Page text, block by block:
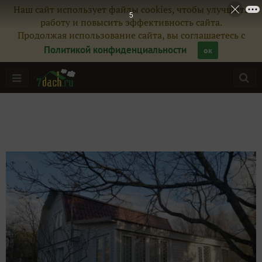
Наш сайт использует файлы cookies, чтобы улучшить
работу и повысить эффективность сайта.
Продолжая использование сайта, вы соглашаетесь с
Политикой конфиденциальности
ок
Подписчики
Все публикации 17
Сейчас обсуждают
3